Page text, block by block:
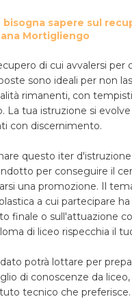
sapere sul
Mortigliengo
di cui avvalersi per
sono ideali per non
rimanenti, con
La tua istruzione si
con discernimento.
questo iter
per conseguire il
una promozione. Il
a cui partecipare
finale o sull'attuazione
di liceo rispecchia il
potrà lottare per
di conoscenze da liceo,
tecnico che